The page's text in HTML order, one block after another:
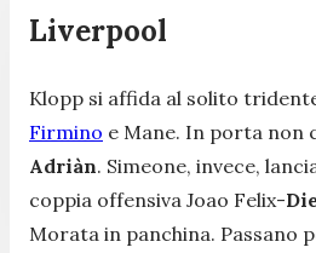
Liverpool
Klopp si affida al solito
Firmino e Mane. In porta non
Adriàn. Simeone, invece,
coppia offensiva Joao Felix-
Morata in panchina. Passano